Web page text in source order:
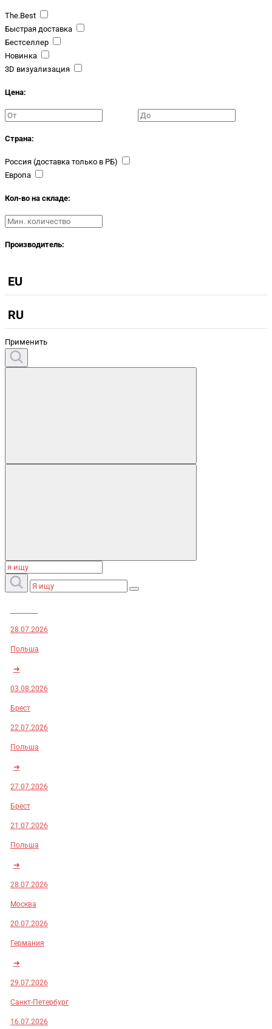
The.Best
Быстрая доставка
Бестселлер
Новинка
3D визуализация
Цена:
Страна:
Россия (доставка только в РБ)
Европа
Кол-во на складе:
Производитель:
EU
RU
Применить
28.07.2026
Польша
➜
03.08.2026
Брест
22.07.2026
Польша
➜
27.07.2026
Брест
21.07.2026
Польша
➜
28.07.2026
Москва
20.07.2026
Германия
➜
29.07.2026
Санкт-Петербург
16.07.2026